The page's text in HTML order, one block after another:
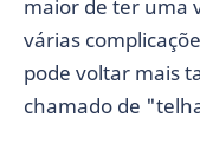
maior de ter uma
várias
pode voltar mais
chamado de